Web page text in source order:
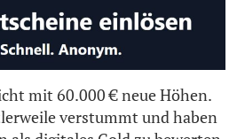
mit 60.000 € neue Höhen.
verstummt und haben